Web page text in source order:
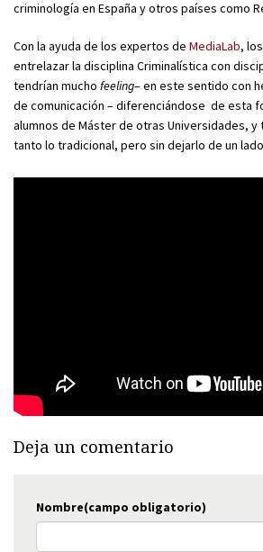
criminología en España y otros países como
Con la ayuda de los expertos de MediaLab,
entrelazar la disciplina Criminalística con
tendrían mucho feeling– en este sentido con
de comunicación – diferenciándose de esta
alumnos de Máster de otras Universidades,
tanto lo tradicional, pero sin dejarlo de un
Deja un comentario
Nombre(campo obligatorio)